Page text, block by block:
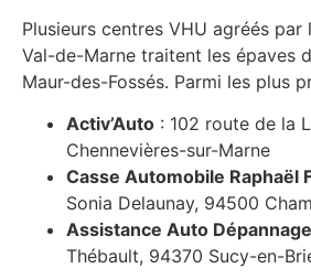
Plusieurs centres VHU agréés
Val-de-Marne traitent les épaves
Maur-des-Fossés. Parmi les plus
Activ’Auto : 102 route de la
Chennevières-sur-Marne
Casse Automobile Raphaël
Sonia Delaunay, 94500
Assistance Auto
Thébault, 94370 Sucy-en-